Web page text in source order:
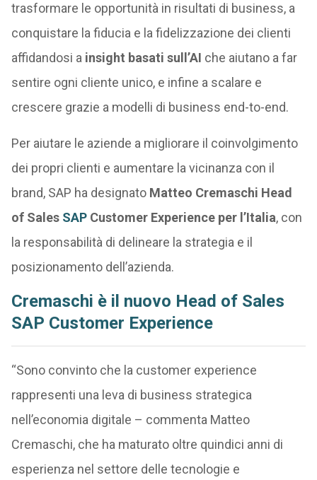
trasformare le opportunità in risultati di business, a
conquistare la fiducia e la fidelizzazione dei clienti
affidandosi a insight basati sull’AI che aiutano a far
sentire ogni cliente unico, e infine a scalare e
crescere grazie a modelli di business end-to-end.
Per aiutare le aziende a migliorare il coinvolgimento
dei propri clienti e aumentare la vicinanza con il
brand, SAP ha designato Matteo Cremaschi Head
of Sales SAPCustomer Experience per l’Italia, con
la responsabilità di delineare la strategia e il
posizionamento dell’azienda.
Cremaschi è il nuovo Head of Sales
SAP Customer Experience
“Sono convinto che la customer experience
rappresenti una leva di business strategica
nell’economia digitale – commenta Matteo
Cremaschi, che ha maturato oltre quindici anni di
esperienza nel settore delle tecnologie e